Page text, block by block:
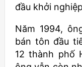
đầu khởi
Năm 1994,
bán tôn đầu
12 thành phố